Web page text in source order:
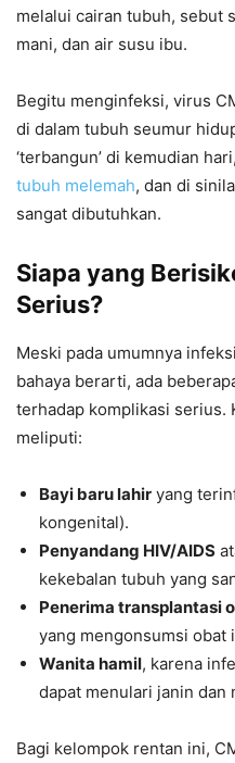
melalui cairan tubuh, sebut
mani, dan air susu ibu.
Begitu menginfeksi, virus
di dalam tubuh seumur
‘terbangun’ di kemudian
tubuh melemah, dan di
sangat dibutuhkan.
Siapa yang
Serius?
Meski pada umumnya
bahaya berarti, ada
terhadap komplikasi serius.
meliputi:
Bayi baru lahir yang
kongenital).
Penyandang HIV/AIDS
kekebalan tubuh yang
Penerima transplantasi
yang mengonsumsi obat
Wanita hamil, karena
dapat menulari janin dan
Bagi kelompok rentan ini,